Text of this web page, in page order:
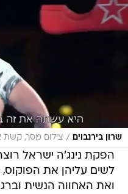
שרון בירנבוים / צילום מסך, קשת 12
הפקת נינג'ה ישראל
לשים עליהן את
ואת האחווה הנשית